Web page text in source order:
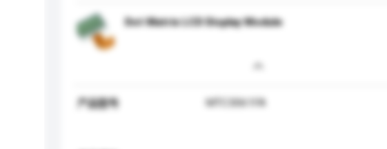
Dot Matrix LCD Display Module
产品型号 MTC3061FA